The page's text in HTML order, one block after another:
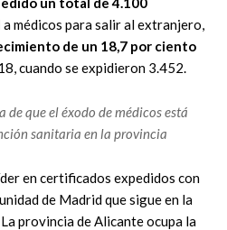
a médicos para salir al extranjero,
de un 18,7 por ciento
cuando se expidieron 3.452.
que el éxodo de médicos está
sanitaria en la provincia
en certificados expedidos con
de Madrid que sigue en la
provincia de Alicante ocupa la